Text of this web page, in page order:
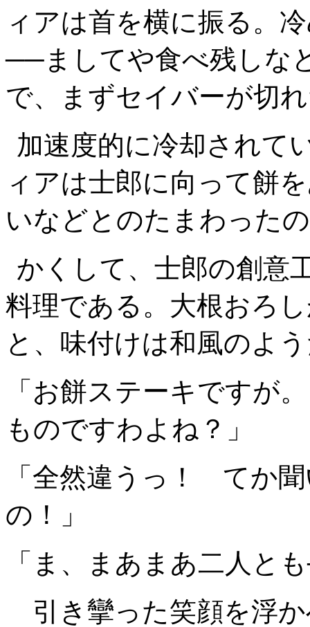
ィアは首を横に振る。
──ましてや食べ残しな
で、まずセイバーが切
加速度的に冷却されて
ィアは士郎に向って餅
いなどとのたまわった
かくして、士郎の創意
料理である。大根おろ
と、味付けは和風のよ
「お餅ステーキですが
ものですわよね？」
「全然違うっ！ てか
の！」
「ま、まあまあ二人と
引き攣った笑顔を浮